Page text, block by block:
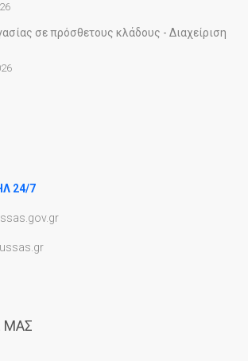
σε πρόσθετους κλάδους - Διαχείριση
24/7
ΜΑΣ